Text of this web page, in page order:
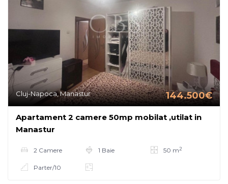
Cluj-Napoca, Manastur 144.500€
Apartament 2 camere 50mp mobilat ,utilat in
Manastur
2 Camere 1 Baie 50 m2
Parter/10